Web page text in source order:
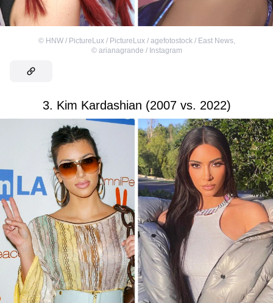
© HNW / PictureLux / PictureLux / agefotostock / East News,
© arianagrande / Instagram
3. Kim Kardashian (2007 vs. 2022)